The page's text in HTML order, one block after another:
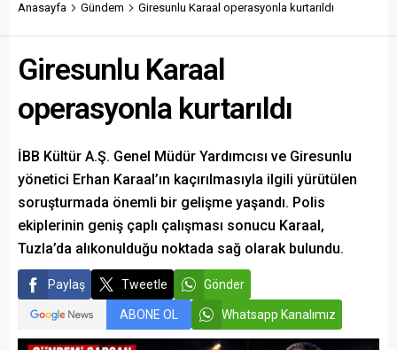
Anasayfa Gündem Giresunlu Karaal operasyonla kurtarıldı
Giresunlu Karaal
operasyonla kurtarıldı
İBB Kültür A.Ş. Genel Müdür Yardımcısı ve Giresunlu
yönetici Erhan Karaal’ın kaçırılmasıyla ilgili yürütülen
soruşturmada önemli bir gelişme yaşandı. Polis
ekiplerinin geniş çaplı çalışması sonucu Karaal,
Tuzla’da alıkonulduğu noktada sağ olarak bulundu.
Paylaş Tweetle Gönder
ABONE OL Whatsapp Kanalımız